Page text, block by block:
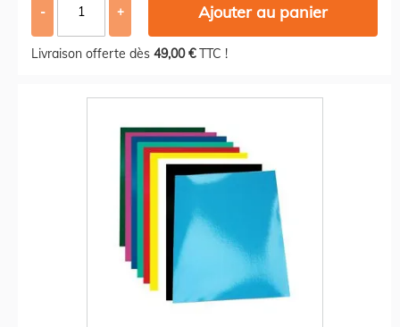
- + Ajouter au panier
Livraison offerte dès 49,00 €TTC !